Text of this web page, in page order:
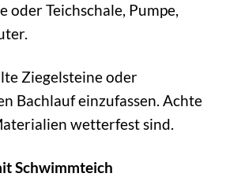
oder Teichschale, Pumpe,
Ziegelsteine oder
Bachlauf einzufassen. Achte
wetterfest sind.
Schwimmteich